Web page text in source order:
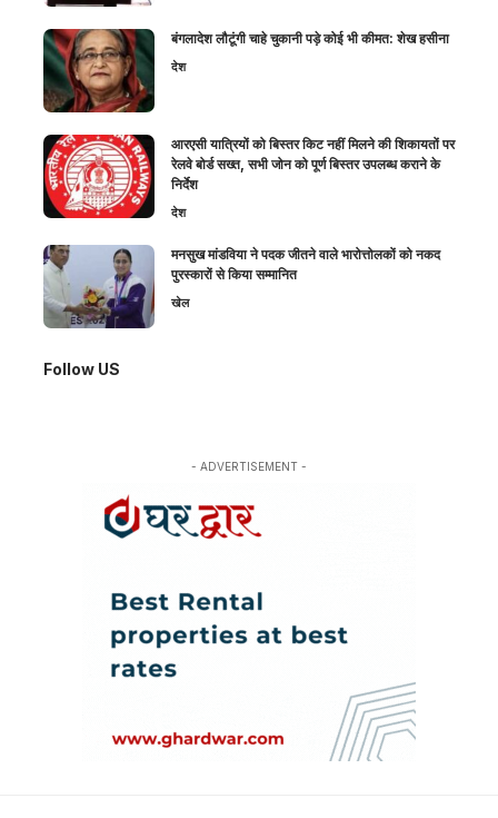
बंगलादेश लौटूंगी चाहे चुकानी पड़े कोई भी कीमत: शेख हसीना
देश
आरएसी यात्रियों को बिस्तर किट नहीं मिलने की शिकायतों पर
रेलवे बोर्ड सख्त, सभी जोन को पूर्ण बिस्तर उपलब्ध कराने के
निर्देश
देश
मनसुख मांडविया ने पदक जीतने वाले भारोत्तोलकों को नकद
पुरस्कारों से किया सम्मानित
खेल
Follow US
- ADVERTISEMENT -